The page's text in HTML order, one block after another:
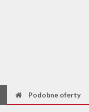
Podobne oferty